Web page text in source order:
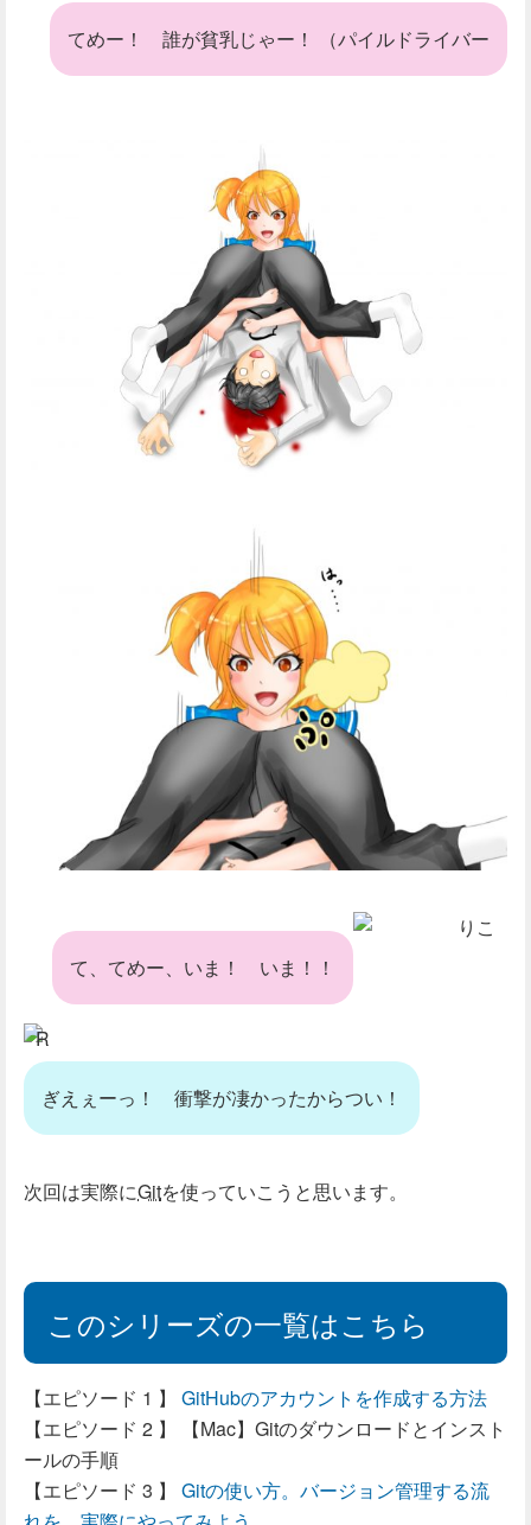
てめー！ 誰が貧乳じゃー！ （パイルドライバー
りこ
て、てめー、いま！ いま！！
R
ぎえぇーっ！ 衝撃が凄かったからつい！
次回は実際にGitを使っていこうと思います。
このシリーズの一覧はこちら
GitHubのアカウントを作成する方法
【Mac】Gitのダウンロードとインスト
ールの手順
Gitの使い方。バージョン管理する流